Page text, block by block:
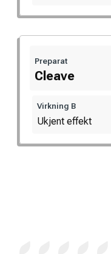
Preparat
Cleave
Virkning B
Ukjent effekt